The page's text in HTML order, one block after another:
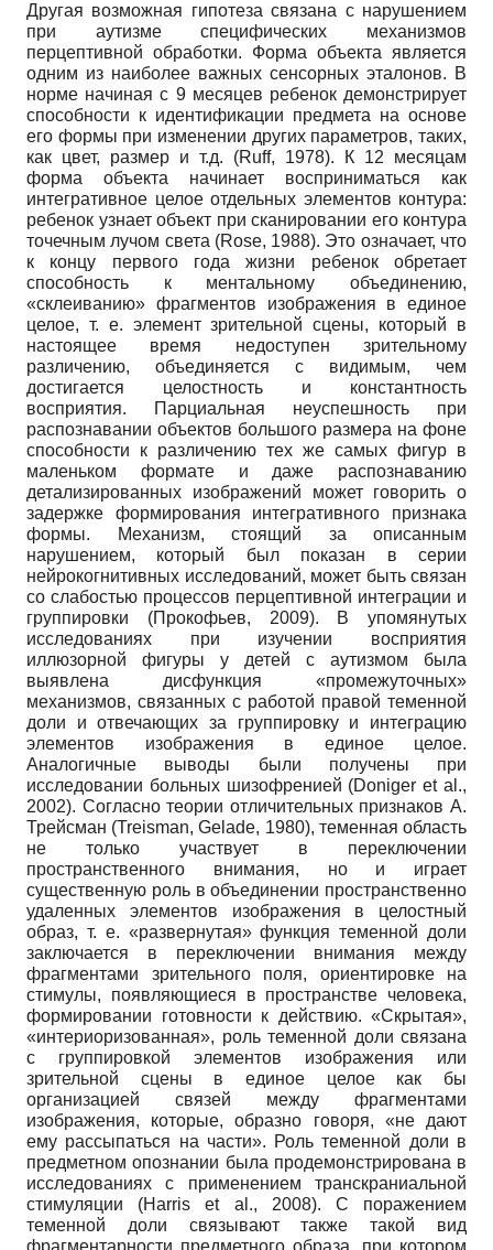
Другая возможная гипотеза связана с нарушением
при аутизме специфических механизмов
перцептивной обработки. Форма объекта является
одним из наиболее важных сенсорных эталонов. В
норме начиная с 9 месяцев ребенок демонстрирует
способности к идентификации предмета на основе
его формы при изменении других параметров, таких,
как цвет, размер и т.д. (Ruff, 1978). К 12 месяцам
форма объекта начинает восприниматься как
интегративное целое отдельных элементов контура:
ребенок узнает объект при сканировании его контура
точечным лучом света (Rose, 1988). Это означает, что
к концу первого года жизни ребенок обретает
способность к ментальному объединению,
«склеиванию» фрагментов изображения в единое
целое, т. е. элемент зрительной сцены, который в
настоящее время недоступен зрительному
различению, объединяется с видимым, чем
достигается целостность и константность
восприятия. Парциальная неуспешность при
распознавании объектов большого размера на фоне
способности к различению тех же самых фигур в
маленьком формате и даже распознаванию
детализированных изображений может говорить о
задержке формирования интегративного признака
формы. Механизм, стоящий за описанным
нарушением, который был показан в серии
нейрокогнитивных исследований, может быть связан
со слабостью процессов перцептивной интеграции и
группировки (Прокофьев, 2009). В упомянутых
исследованиях при изучении восприятия
иллюзорной фигуры у детей с аутизмом была
выявлена дисфункция «промежуточных»
механизмов, связанных с работой правой теменной
доли и отвечающих за группировку и интеграцию
элементов изображения в единое целое.
Аналогичные выводы были получены при
исследовании больных шизофренией (Doniger et al.,
2002). Согласно теории отличительных признаков А.
Трейсман (Treisman, Gelade, 1980), теменная область
не только участвует в переключении
пространственного внимания, но и играет
существенную роль в объединении пространственно
удаленных элементов изображения в целостный
образ, т. е. «развернутая» функция теменной доли
заключается в переключении внимания между
фрагментами зрительного поля, ориентировке на
стимулы, появляющиеся в пространстве человека,
формировании готовности к действию. «Скрытая»,
«интериоризованная», роль теменной доли связана
с группировкой элементов изображения или
зрительной сцены в единое целое как бы
организацией связей между фрагментами
изображения, которые, образно говоря, «не дают
ему рассыпаться на части». Роль теменной доли в
предметном опознании была продемонстрирована в
исследованиях с применением транскраниальной
стимуляции (Harris et al., 2008). С поражением
теменной доли связывают также такой вид